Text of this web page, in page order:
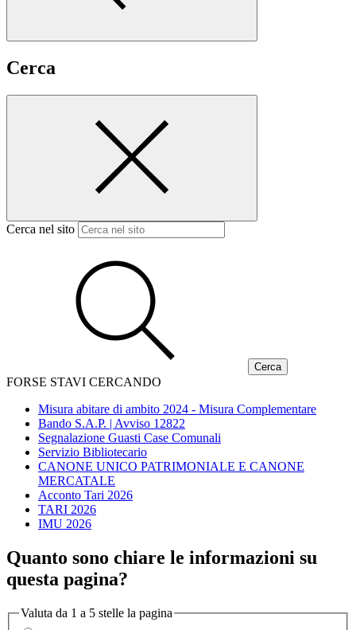
Cerca
Cerca nel sito
FORSE STAVI CERCANDO
Misura abitare di ambito 2024 - Misura Complementare
Bando S.A.P. | Avviso 12822
Segnalazione Guasti Case Comunali
Servizio Bibliotecario
CANONE UNICO PATRIMONIALE E CANONE
MERCATALE
Acconto Tari 2026
TARI 2026
IMU 2026
Quanto sono chiare le informazioni su
questa pagina?
Valuta da 1 a 5 stelle la pagina